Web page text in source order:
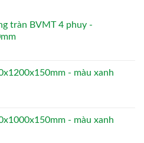
tràn BVMT 4 phuy -
- màu xanh
- màu xanh